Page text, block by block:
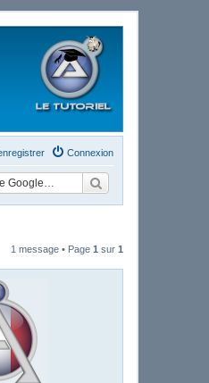
Connexion
1 message • Page 1 sur 1